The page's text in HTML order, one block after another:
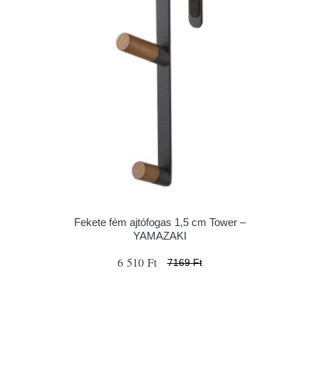
Fekete fém ajtófogas 1,5 cm Tower –
YAMAZAKI
6 510 Ft 7169 Ft